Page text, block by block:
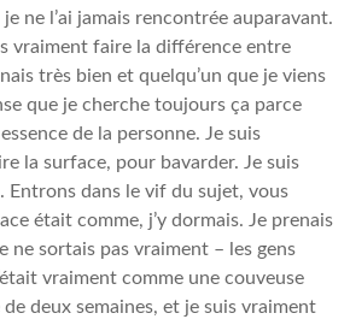
ne l’ai jamais rencontrée auparavant.
vraiment faire la différence entre
très bien et quelqu’un que je viens
que je cherche toujours ça parce
de la personne. Je suis
la surface, pour bavarder. Je suis
Entrons dans le vif du sujet, vous
était comme, j’y dormais. Je prenais
ne sortais pas vraiment – ​​les gens
vraiment comme une couveuse
deux semaines, et je suis vraiment